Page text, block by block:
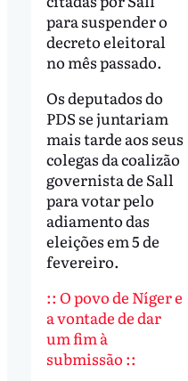
para suspender o
decreto eleitoral
no mês passado.
Os deputados do
PDS se juntariam
mais tarde aos seus
colegas da coalizão
governista de Sall
para votar pelo
adiamento das
eleições em 5 de
fevereiro.
:: O povo de Níger e
a vontade de dar
um fim à
submissão ::